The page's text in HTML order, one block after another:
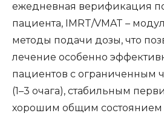
ежедневная верификация
пациента, IMRT/VMAT –
методы подачи дозы, что
лечение особенно
пациентов с ограниченным
(1–3 очага), стабильным
хорошим общим состоянием